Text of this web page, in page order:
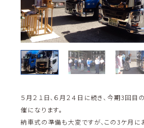
５月２１日、６月２４日に続き、今期3回
催になります。
納車式の準備も大変ですが、この3ケ月に